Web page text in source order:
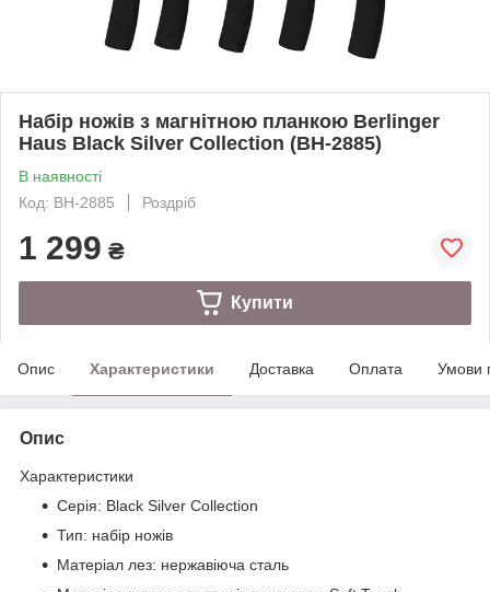
Набір ножів з магнітною планкою Berlinger
Haus Black Silver Collection (BH-2885)
В наявності
Код: BH-2885
Роздріб
1 299 ₴
Купити
Опис Характеристики Доставка Оплата Умови
Опис
Характеристики
Серія: Black Silver Collection
Тип: набір ножів
Матеріал лез: нержавіюча сталь